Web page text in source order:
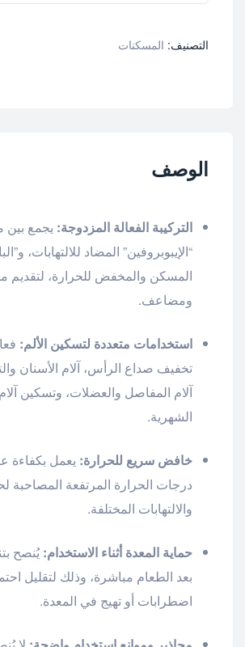
التصنيف: المسكنات
الوصف
التركيبة الفعالة المزدوجة: يجمع بين
“الإيبوبروفين” المضاد للالتهابات،
المسكن والمخفض للحرارة، لتقديم
ومضاعف.
استخدامات متعددة لتسكين الألم:
تخفيف صداع الرأس، آلام الأسنان
آلام المفاصل والعضلات، وتسكين
الشهرية.
خافض سريع للحرارة: يعمل
درجات الحرارة المرتفعة المصاحبة
والالتهابات المختلفة.
حماية المعدة أثناء الاستخدام:يُنصح
بعد الطعام مباشرة، وذلك لتقليل
اضطرابات أو تهيج في المعدة.